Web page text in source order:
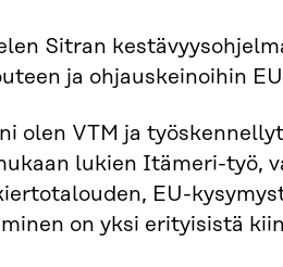
Sitran
ja ohjauskeinoihin
olen VTM ja
lukien Itämeri-työ,
EU-
on yksi erityisistä